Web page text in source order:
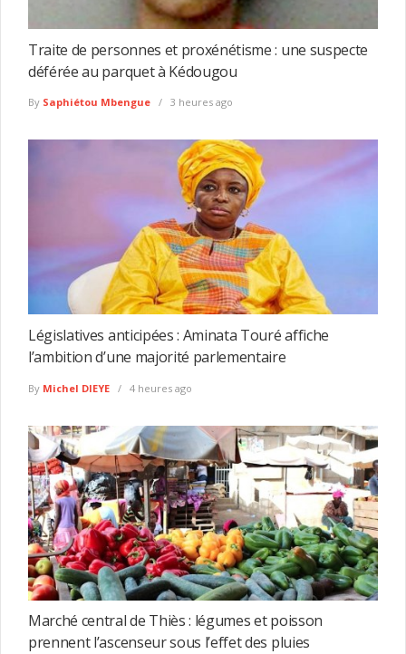
Traite de personnes et proxénétisme : une suspecte
déférée au parquet à Kédougou
By Saphiétou Mbengue 3 heures ago
Législatives anticipées : Aminata Touré affiche
l’ambition d’une majorité parlementaire
By Michel DIEYE 4 heures ago
Marché central de Thiès : légumes et poisson
prennent l’ascenseur sous l’effet des pluies